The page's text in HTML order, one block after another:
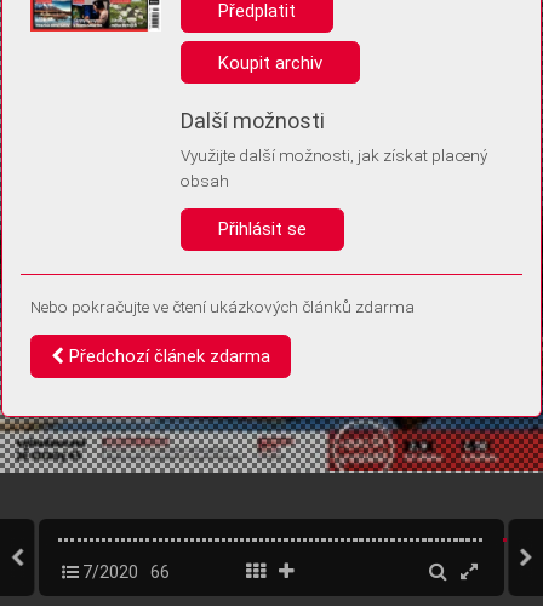
Anonymní unikátní ID
Díky němu příště poznáme, že se jedná o stejné zařízení, a
Identifikátor je zcela anonymní.
Vaše souhlasy a odmítnutí si ukládáme do vašeho zařízení, abychom se
vás už příště znovu neptali. Můžete je kdykoli později upravit ve Správě
7/2020 66
Předplatit
Koupit archiv
Další možnosti
Využijte další možnosti, jak získat placený
obsah
Přihlásit se
Nebo pokračujte ve čtení ukázkových článků zdarma
Předchozí článek zdarma